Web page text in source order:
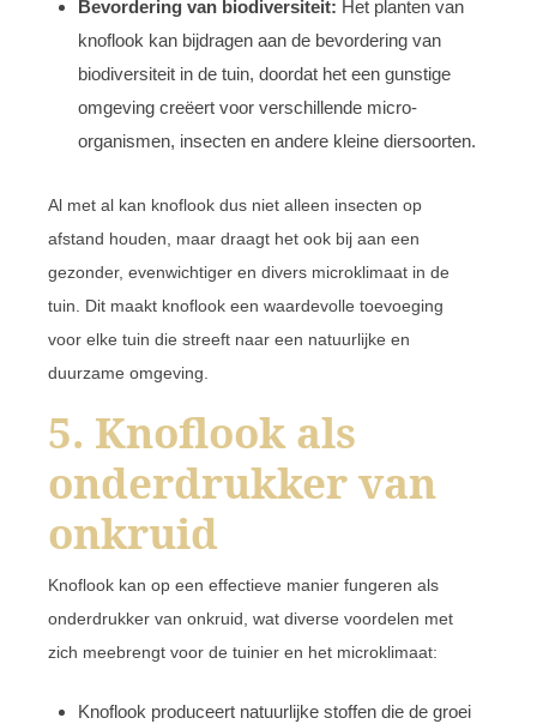
Bevordering van biodiversiteit: Het planten van
knoflook kan bijdragen aan de bevordering van
biodiversiteit in de tuin, doordat het een gunstige
omgeving creëert voor verschillende micro-
organismen, insecten en andere kleine diersoorten.
Al met al kan knoflook dus niet alleen insecten op
afstand houden, maar draagt het ook bij aan een
gezonder, evenwichtiger en divers microklimaat in de
tuin. Dit maakt knoflook een waardevolle toevoeging
voor elke tuin die streeft naar een natuurlijke en
duurzame omgeving.
5. Knoflook als
onderdrukker van
onkruid
Knoflook kan op een effectieve manier fungeren als
onderdrukker van onkruid, wat diverse voordelen met
zich meebrengt voor de tuinier en het microklimaat:
Knoflook produceert natuurlijke stoffen die de groei